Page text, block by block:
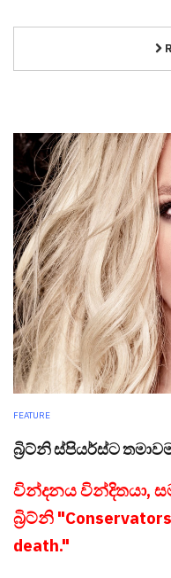
FEATURE
බ්‍රිට්නි ස්පියර්ස්ට
වින්දනය වින්දිතයා,
බ්‍රිට්නි
death."